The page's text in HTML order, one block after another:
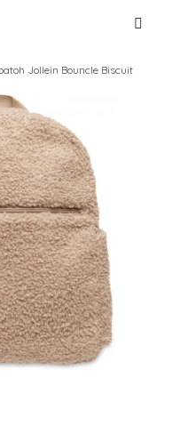
Jollein Bouncle Biscuit